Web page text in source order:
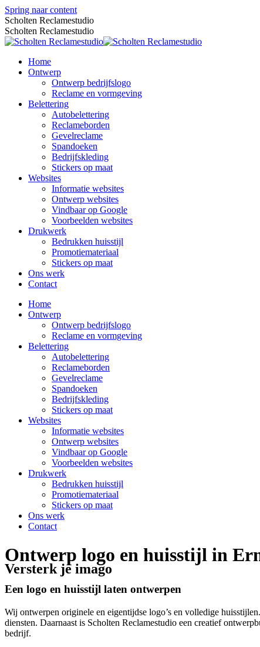
Spring naar content
Scholten Reclamestudio
Scholten Reclamestudio
Home
Ontwerp
Ontwerp bedrijfslogo
Reclame en vormgeving
Belettering
Autobelettering
Reclameborden
Gevelreclame
Spandoeken
Bedrijfskleding
Stickers op maat
Websites
Informatie websites
Ontwerp websites
Vindbaar op Google
Voorbeelden websites
Drukwerk
Bedrukken huisstijl
Promotiemateriaal
Stickers op maat
Ons werk
Contact
Home
Ontwerp
Ontwerp bedrijfslogo
Reclame en vormgeving
Belettering
Autobelettering
Reclameborden
Gevelreclame
Spandoeken
Bedrijfskleding
Stickers op maat
Websites
Informatie websites
Ontwerp websites
Vindbaar op Google
Voorbeelden websites
Drukwerk
Bedrukken huisstijl
Promotiemateriaal
Stickers op maat
Ons werk
Contact
Ontwerp logo en huisstijl in
Versterk je imago
Een logo en huisstijl laten ontwerpen
Wij ontwerpen originele en eigentijdse logo’s en volledige
diensten. Daarnaast is Scholten Reclamestudio een creatief
bedrijf.